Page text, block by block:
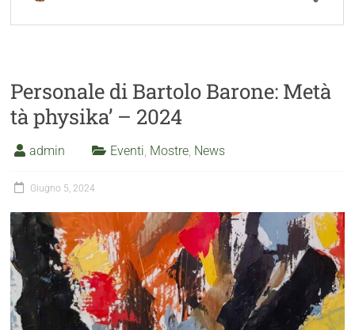
Personale di Bartolo Barone: Metà
tà physika’ – 2024
admin Eventi Mostre News
Giugno 5, 2024